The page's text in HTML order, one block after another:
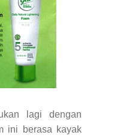
lagi dengan
ini berasa kayak